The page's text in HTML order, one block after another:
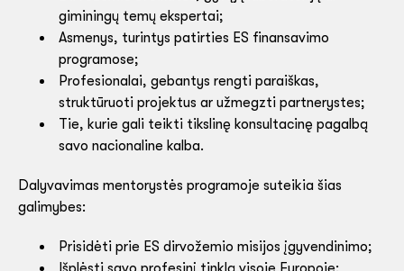
giminingų temų ekspertai;
Asmenys, turintys patirties ES finansavimo
programose;
Profesionalai, gebantys rengti paraiškas,
struktūruoti projektus ar užmegzti partnerystes;
Tie, kurie gali teikti tikslinę konsultacinę pagalbą
savo nacionaline kalba.
Dalyvavimas mentorystės programoje suteikia šias
galimybes:
Prisidėti prie ES dirvožemio misijos įgyvendinimo;